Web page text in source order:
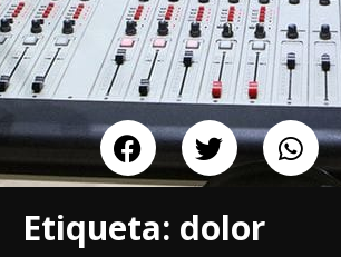
Etiqueta: dolor